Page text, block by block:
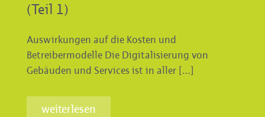
(Teil 1)
Auswirkungen auf die Kosten und
Betreibermodelle Die Digitalisierung von
Gebäuden und Services ist in aller […]
weiterlesen